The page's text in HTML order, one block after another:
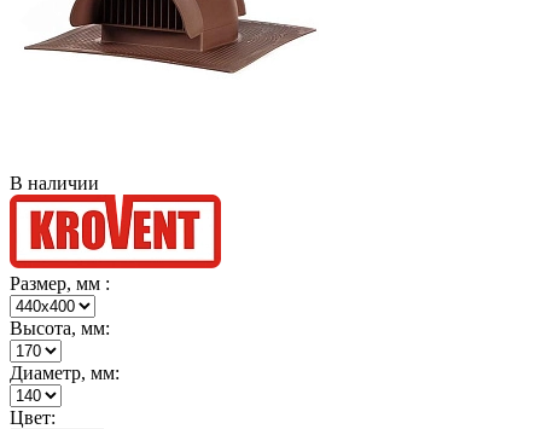
В наличии
Размер, мм :
Высота, мм:
Диаметр, мм:
Цвет: